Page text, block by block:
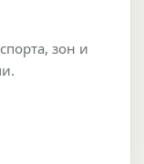
зон и